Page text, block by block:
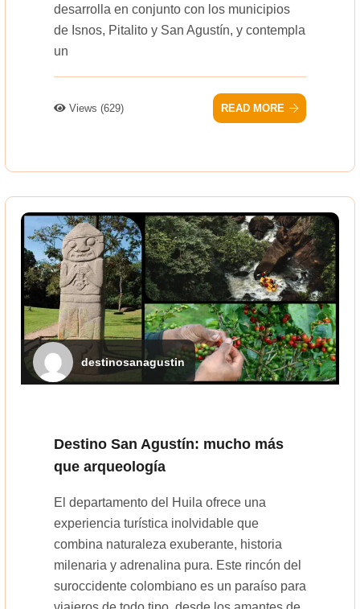
desarrolla en conjunto con los municipios
de Isnos, Pitalito y San Agustín, y contempla
un
Views (629) READ MORE
destinosanagustin
Destino San Agustín: mucho más
que arqueología
El departamento del Huila ofrece una
experiencia turística inolvidable que
combina naturaleza exuberante, historia
milenaria y adrenalina pura. Este rincón del
suroccidente colombiano es un paraíso para